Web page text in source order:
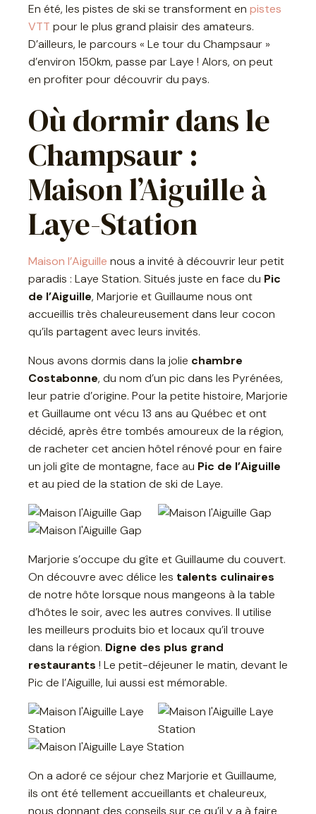
En été, les pistes de ski se transforment en pistes
VTT pour le plus grand plaisir des amateurs.
D’ailleurs, le parcours « Le tour du Champsaur »
d’environ 150km, passe par Laye ! Alors, on peut
en profiter pour découvrir du pays.
Où dormir dans le
Champsaur :
Maison l’Aiguille à
Laye-Station
Maison l’Aiguille nous a invité à découvrir leur petit
paradis : Laye Station. Situés juste en face du Pic
de l’Aiguille, Marjorie et Guillaume nous ont
accueillis très chaleureusement dans leur cocon
qu’ils partagent avec leurs invités.
Nous avons dormis dans la jolie chambre
Costabonne, du nom d’un pic dans les Pyrénées,
leur patrie d’origine. Pour la petite histoire, Marjorie
et Guillaume ont vécu 13 ans au Québec et ont
décidé, après être tombés amoureux de la région,
de racheter cet ancien hôtel rénové pour en faire
un joli gîte de montagne, face au Pic de l’Aiguille
et au pied de la station de ski de Laye.
Marjorie s’occupe du gîte et Guillaume du couvert.
On découvre avec délice les talents culinaires
de notre hôte lorsque nous mangeons à la table
d’hôtes le soir, avec les autres convives. Il utilise
les meilleurs produits bio et locaux qu’il trouve
dans la région. Digne des plus grand
restaurants ! Le petit-déjeuner le matin, devant le
Pic de l’Aiguille, lui aussi est mémorable.
On a adoré ce séjour chez Marjorie et Guillaume,
ils ont été tellement accueillants et chaleureux,